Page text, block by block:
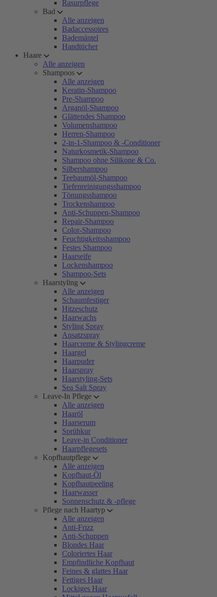
Rasurpflege
Bad
Alle anzeigen
Badaccessoires
Bademäntel
Handtücher
Haare
Alle anzeigen
Shampoos
Alle anzeigen
Keratin-Shampoo
Pre-Shampoo
Arganöl-Shampoo
Glättendes Shampoo
Volumenshampoo
Herren-Shampoo
2-in-1-Shampoo & -Conditioner
Naturkosmetik-Shampoo
Shampoo ohne Silikone & Co.
Silbershampoo
Teebaumöl-Shampoo
Tiefenreinigungsshampoo
Tönungsshampoo
Trockenshampoo
Anti-Schuppen-Shampoo
Repair-Shampoo
Color-Shampoo
Feuchtigkeitsshampoo
Festes Shampoo
Haarseife
Lockenshampoo
Shampoo-Sets
Haarstyling
Alle anzeigen
Schaumfestiger
Hitzeschutz
Haarwachs
Styling Spray
Ansatzspray
Haarcreme & Stylingcreme
Haargel
Haarpuder
Haarspray
Haarstyling-Sets
Sea Salt Spray
Leave-In Pflege
Alle anzeigen
Haaröl
Haarserum
Sprühkur
Leave-in Conditioner
Haarpflegesets
Kopfhautpflege
Alle anzeigen
Kopfhaut-Öl
Kopfhautpeeling
Haarwasser
Sonnenschutz & -pflege
Pflege nach Haartyp
Alle anzeigen
Anti-Frizz
Anti-Schuppen
Blondes Haar
Coloriertes Haar
Empfindliche Kopfhaut
Feines & glattes Haar
Fettiges Haar
Lockiges Haar